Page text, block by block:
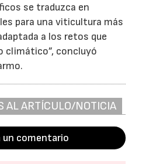
se traduzca en
para una viticultura más
a los retos que
climático”, concluyó
AL ARTÍCULO/NOTICIA
un comentario